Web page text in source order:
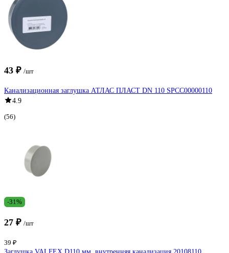
43 ₽ /шт
Канализационная заглушка АТЛАС ПЛАСТ DN 110 SPCC00000110
4.9
(56)
-31%
27 ₽ /шт
39 ₽